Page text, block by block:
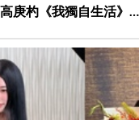
庚杓《我獨自生活》預
動掀回憶殺